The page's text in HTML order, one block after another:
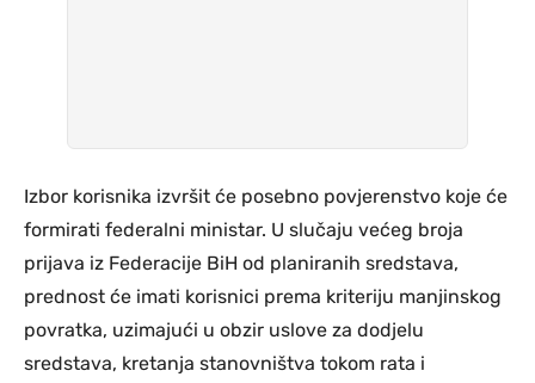
Izbor korisnika izvršit će posebno povjerenstvo koje će
formirati federalni ministar. U slučaju većeg broja
prijava iz Federacije BiH od planiranih sredstava,
prednost će imati korisnici prema kriteriju manjinskog
povratka, uzimajući u obzir uslove za dodjelu
sredstava, kretanja stanovništva tokom rata i